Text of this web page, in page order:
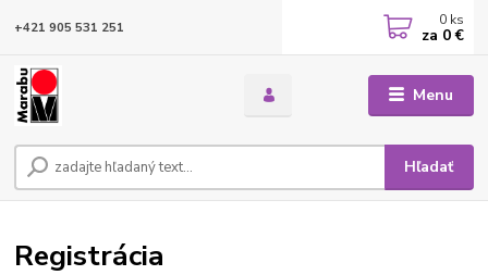
Menu
Hľadať
+421 905 531 251 0 ks
za 0 €
Registrácia